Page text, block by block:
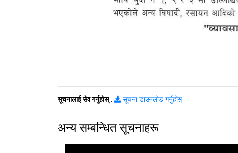
सूचनालाई सेव गर्नुहोस्: सूचना डाउनलोड गर्नुहोस्
अन्य सम्बन्धित सूचनाहरू